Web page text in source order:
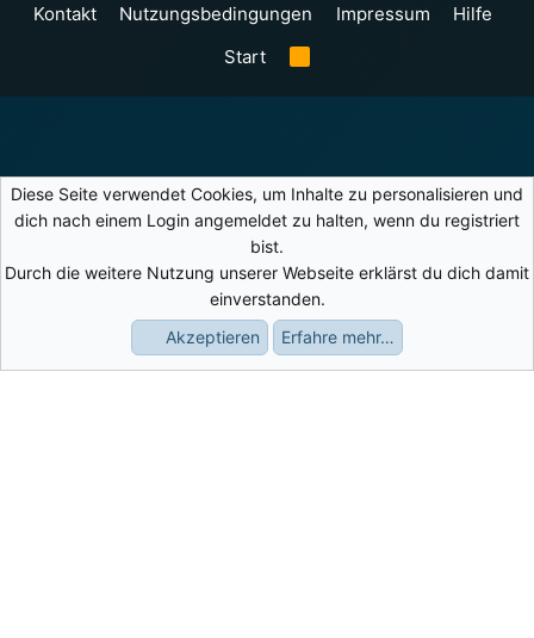
Kontakt
Nutzungsbedingungen Impressum
Hilfe
Start
S
Anmelden Registrieren
Diese Seite verwendet Cookies, um Inhalte zu personalisieren und
dich nach einem Login angemeldet zu halten, wenn du registriert
bist.
Durch die weitere Nutzung unserer Webseite erklärst du dich damit
einverstanden.
Akzeptieren
Erfahre mehr…